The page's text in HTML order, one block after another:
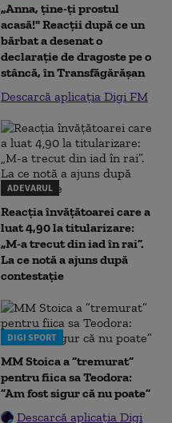
„Anna, ţine-ţi prostul
acasă!" Reacţii după ce un
bărbat a desenat o
declaraţie de dragoste pe o
stâncă, în Transfăgărăşan
Descarcă aplicația Digi FM
ADEVARUL
Reacția învățătoarei care a
luat 4,90 la titularizare:
„M-a trecut din iad în rai”.
La ce notă a ajuns după
contestație
DIGI SPORT
MM Stoica a ”tremurat”
pentru fiica sa Teodora:
”Am fost sigur că nu poate”
Descarcă aplicația Digi